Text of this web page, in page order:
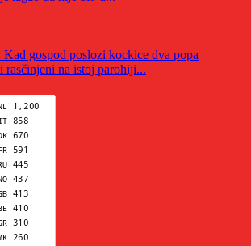
gospod poslozi kockice dva popa
rasčinjeni na istoj parohiji...